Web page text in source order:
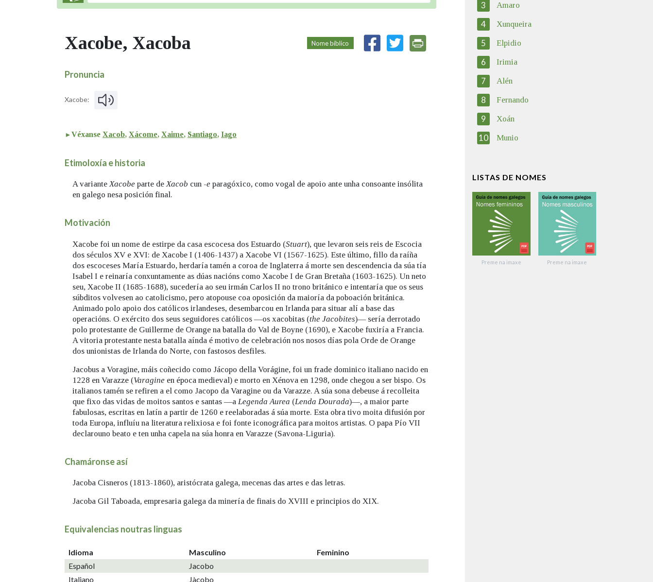
Xacobe, Xacoba Nome bíblico
Pronuncia
Xacobe:
Véxanse Xacob, Xácome, Xaime, Santiago, Iago
Etimoloxía e historia
A varianteXacobe parte deXacob cun -e paragóxico, como vogal de apoio ante unha consoante insólita
en galego nesa posición final.
Motivación
Xacobe foi un nome de estirpe da casa escocesa dos Estuardo (Stuart), que levaron seis reis de Escocia
dos séculos XV e XVI: de Xacobe I (1406-1437) a Xacobe VI (1567-1625). Este último, fillo da raíña
dos escoceses María Estuardo, herdaría tamén a coroa de Inglaterra á morte sen descendencia da súa tía
Isabel I e reinaría conxuntamente as dúas nacións como Xacobe I de Gran Bretaña (1603-1625). Un neto
seu, Xacobe II (1685-1688), sucedería ao seu irmán Carlos II no trono británico e intentaría que os seus
súbditos volvesen ao catolicismo, pero atopouse coa oposición da maioría da poboación británica.
Animado polo apoio dos católicos irlandeses, desembarcou en Irlanda para situar alí a base das
operacións. O exército dos seus seguidores católicos —os xacobitas (the Jacobites)— sería derrotado
polo protestante de Guillerme de Orange na batalla do Val de Boyne (1690), e Xacobe fuxiría a Francia.
A vitoria protestante nesta batalla aínda é motivo de celebración nos nosos días pola Orde de Orange
dos unionistas de Irlanda do Norte, con fastosos desfiles.
Jacobus a Voragine, máis coñecido como Jácopo della Vorágine, foi un frade dominico italiano nacido en
1228 en Varazze (Varagine en época medieval) e morto en Xénova en 1298, onde chegou a ser bispo. Os
italianos tamén se refiren a el como Jacopo da Varagine ou da Varazze. A súa sona debeuse á recolleita
que fixo das vidas de moitos santos e santas —a Legenda Aurea (Lenda Dourada)—, a maior parte
fabulosas, escritas en latín a partir de 1260 e reelaboradas á súa morte. Esta obra tivo moita difusión por
toda Europa, influíu na literatura relixiosa e foi fonte iconográfica para moitos artistas. O papa Pío VII
declarouno beato e ten unha capela na súa honra en Varazze (Savona-Liguria).
Chamáronse así
Jacoba Cisneros (1813-1860), aristócrata galega, mecenas das artes e das letras.
Jacoba Gil Taboada, empresaria galega da minería de finais do XVIII e principios do XIX.
Equivalencias noutras linguas
Idioma Masculino
Feminino
Español
Jacobo
Italiano
Jàcobo
3 Amaro
4 Xunqueira
5 Elpidio
6 Irimia
7 Alén
8 Fernando
9 Xoán
10 Munio
LISTAS DE NOMES
Preme na imaxe Preme na imaxe